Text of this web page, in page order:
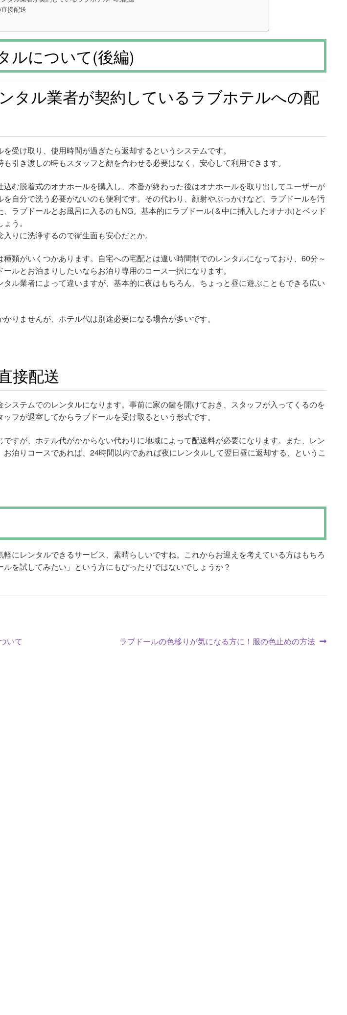
接配送
ルについて(後編)
タル業者が契約しているラブホテルへの配
受け取り、使用時間が過ぎたら返却するというシステムです。
引き渡しの時もスタッフと顔を合わせる必要はなく、安心して利用できます。
む脱着式のオナホールを購入し、本番が終わった後はオナホールを取り出してユーザーが
自分で洗う必要がないのも便利です。その代わり、顔射やぶっかけなど、ラブドールを汚
ラブドールとお風呂に入るのもNG。基本的にラブドール(＆中に挿入したオナホ)とベッド
う。
りに洗浄するので衛生面も安心だとか。
類がいくつかあります。自宅への宅配とは違い時間制でのレンタルになっており、60分～
ルとお泊まりしたいならお泊り専用のコース一択になります。
ル業者によって違いますが、基本的に夜はもちろん、ちょっと昼に遊ぶこともできる広い
りませんが、ホテル代は別途必要になる場合が多いです。
接配送
ステムでのレンタルになります。事前に家の鍵を開けておき、スタッフが入ってくるのを
フが退室してからラブドールを受け取るという形式です。
すが、ホテル代がかからない代わりに地域によって配送料が必要になります。また、レン
泊りコースであれば、24時間以内であれば夜にレンタルして翌日昼に返却する、というこ
にレンタルできるサービス、素晴らしいですね。これからお迎えを考えている方はもちろ
を試してみたい」という方にもぴったりではないでしょうか？
いて
次
ラブドールの色移りが気になる方に！服の色止めの方法